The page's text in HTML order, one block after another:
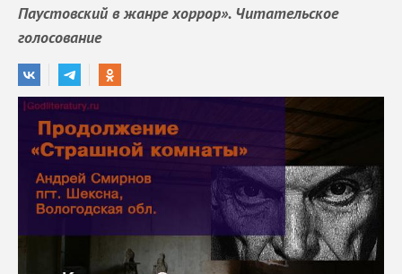
Паустовский в жанре хоррор». Читательское
голосование